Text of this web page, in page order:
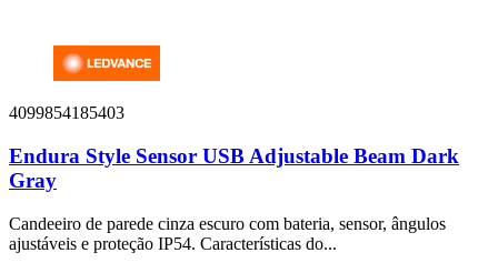
4099854185403
Endura Style Sensor USB Adjustable Beam Dark
Gray
Candeeiro de parede cinza escuro com bateria, sensor, ângulos
ajustáveis ​​e proteção IP54. Características do...